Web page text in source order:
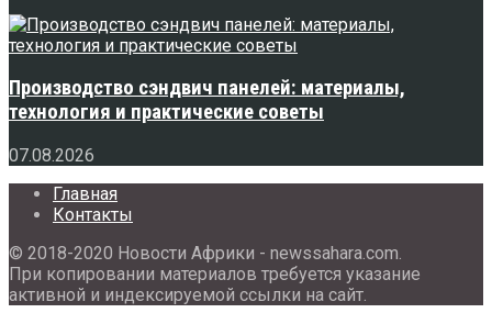
Производство сэндвич панелей: материалы,
технология и практические советы
07.08.2026
Главная
Контакты
© 2018-2020 Новости Африки - newssahara.com.
При копировании материалов требуется указание
активной и индексируемой ссылки на сайт.